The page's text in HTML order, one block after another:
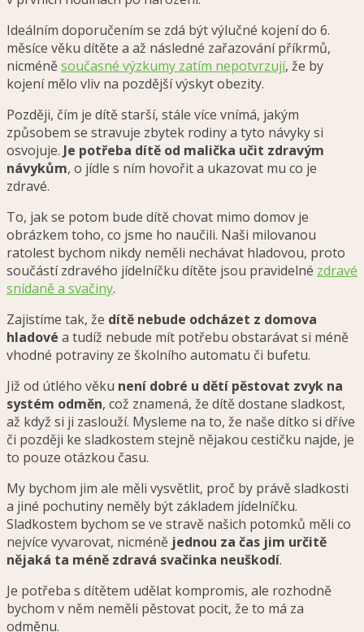
Ideálním doporučením se zdá být výlučné kojení do 6.
měsíce věku dítěte a až následné zařazování příkrmů,
nicméněsoučasné výzkumy zatím nepotvrzují, že by
kojení mělo vliv na pozdější výskyt obezity.
Později, čím je dítě starší, stále více vnímá, jakým
způsobem se stravuje zbytek rodiny a tyto návyky si
osvojuje. Je potřeba dítě od malička učit zdravým
návykům, o jídle s ním hovořit a ukazovat mu co je
zdravé.
To, jak se potom bude dítě chovat mimo domov je
obrázkem toho, co jsme ho naučili. Naši milovanou
ratolest bychom nikdy neměli nechávat hladovou, proto
součástí zdravého jídelníčku dítěte jsou pravidelné zdravé
snídaně a svačiny.
Zajistíme tak, že dítě nebude odcházet z domova
hladové a tudíž nebude mít potřebu obstarávat si méně
vhodné potraviny ze školního automatu či bufetu.
Již od útlého věku není dobré u dětí pěstovat zvyk na
systém odměn, což znamená, že dítě dostane sladkost,
až když si ji zaslouží. Mysleme na to, že naše dítko si dříve
či později ke sladkostem stejně nějakou cestičku najde, je
to pouze otázkou času.
My bychom jim ale měli vysvětlit, proč by právě sladkosti
a jiné pochutiny neměly být základem jídelníčku.
Sladkostem bychom se ve stravě našich potomků měli co
nejvíce vyvarovat, nicméně jednou za čas jim určitě
nějaká ta méně zdravá svačinka neuškodí.
Je potřeba s dítětem udělat kompromis, ale rozhodně
bychom v něm neměli pěstovat pocit, že to má za
odměnu.